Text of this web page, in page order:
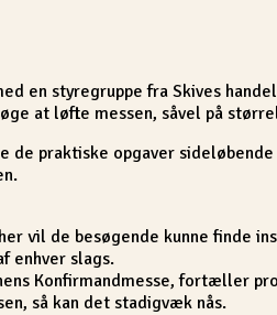
en styregruppe fra Skives
at løfte messen, såvel på
praktiske opgaver
vil de besøgende kunne
enhver slags.
Konfirmandmesse, fortæller
så kan det stadigvæk nås.